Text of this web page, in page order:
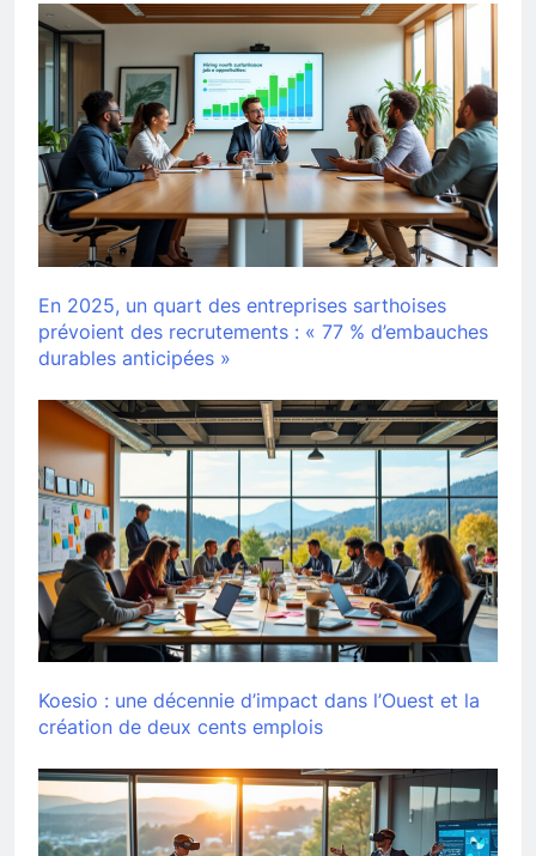
En 2025, un quart des entreprises sarthoises
prévoient des recrutements : « 77 % d’embauches
durables anticipées »
Koesio : une décennie d’impact dans l’Ouest et la
création de deux cents emplois